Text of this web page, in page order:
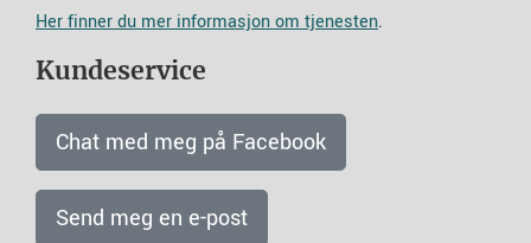
Her finner du mer informasjon om tjenesten.
Kundeservice
Chat med meg på Facebook
Send meg en e-post